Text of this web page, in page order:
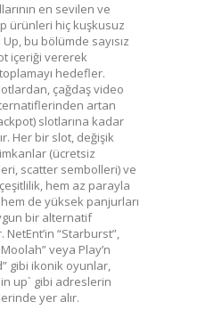
en sevilen ve
ürünleri hiç kuşkusuz
bu bölümde sayısız
içeriği vererek
hedefler.
çağdaş video
artan
slotlarına kadar
Her bir slot, değişik
(ücretsiz
scatter sembolleri) ve
hem az parayla
hem de yüksek panjurları
bir alternatif
“Starburst”,
veya Play’n
gibi ikonik oyunlar,
up` gibi adreslerin
yer alır.